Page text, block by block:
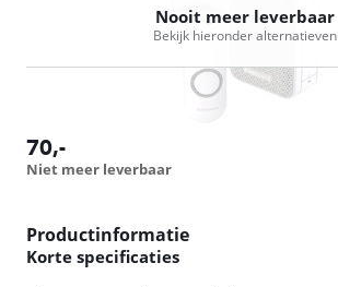
Nooit meer leverbaar
Bekijk hieronder alternatieven
70,-
Niet meer leverbaar
Productinformatie
Korte specificaties